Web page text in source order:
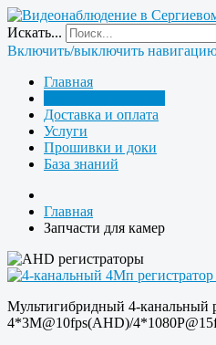
Искать...
Включить/выключить
Главная
Доставка и оплата
Услуги
Прошивки и доки
База знаний
Главная
Запчасти для камер
Мультигибридный 4-канальный
4*3M@10fps(AHD)/